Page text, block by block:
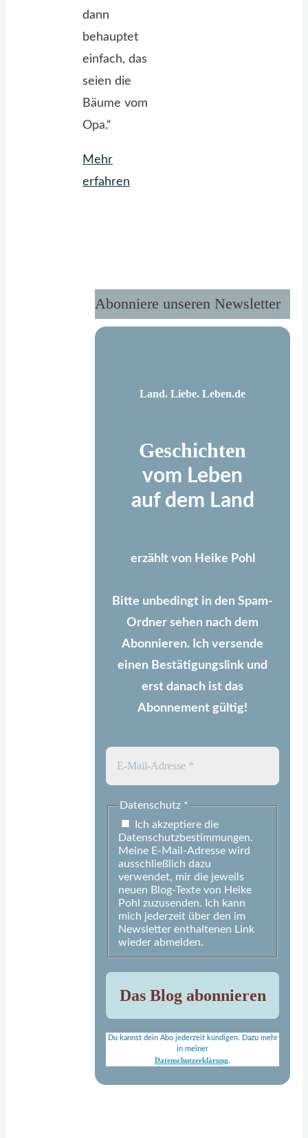
dann
behauptet
einfach, das
seien die
Bäume vom
Opa.“
Mehr
erfahren
Abonniere unseren Newsletter
Land. Liebe. Leben.de
Geschichten
vom Leben
auf dem Land
erzählt von Heike Pohl
Bitte unbedingt in den Spam-
Ordner sehen nach dem
Abonnieren. Ich versende
einen Bestätigungslink und
erst danach ist das
Abonnement gültig!
Datenschutz *
Ich akzeptiere die
Datenschutzbestimmungen.
Meine E-Mail-Adresse wird
ausschließlich dazu
verwendet, mir die jeweils
neuen Blog-Texte von Heike
Pohl zuzusenden. Ich kann
mich jederzeit über den im
Newsletter enthaltenen Link
wieder abmelden.
Du kannst dein Abo jederzeit kündigen. Dazu mehr
in meiner
Datenschutzerklärung.